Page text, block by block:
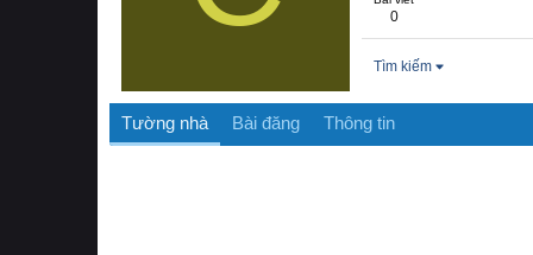
0
Tìm kiếm
Tường nhà Bài đăng Thông tin